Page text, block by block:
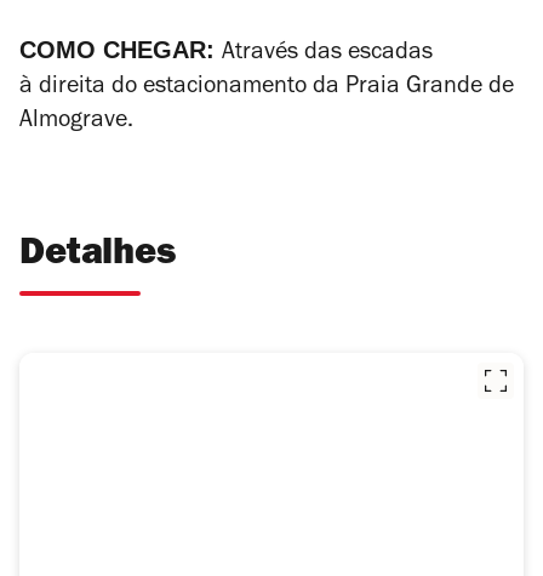
COMO CHEGAR: Através das escadas
à direita do estacionamento da Praia Grande de
Almograve.
Detalhes